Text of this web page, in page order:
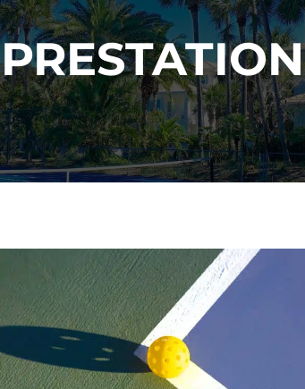
PRESTATION